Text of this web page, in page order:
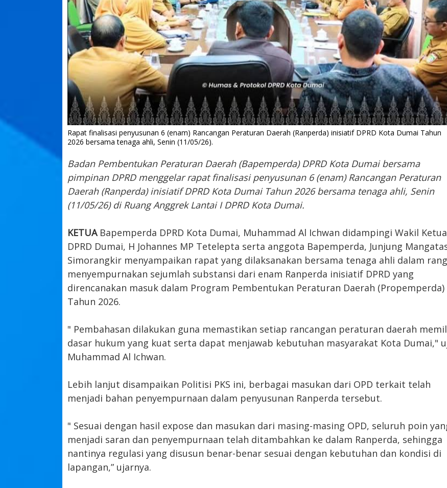
Rapat finalisasi penyusunan 6 (enam) Rancangan Peraturan Daerah (Ranperda) inisiatif DPRD Kota Dumai Tahun
2026 bersama tenaga ahli, Senin (11/05/26).
Badan Pembentukan Peraturan Daerah (Bapemperda) DPRD Kota Dumai bersama
pimpinan DPRD menggelar rapat finalisasi penyusunan 6 (enam) Rancangan Peraturan
Daerah (Ranperda) inisiatif DPRD Kota Dumai Tahun 2026 bersama tenaga ahli, Senin
(11/05/26) di Ruang Anggrek Lantai I DPRD Kota Dumai.
KETUABapemperda DPRD Kota Dumai, Muhammad Al Ichwan didampingi Wakil Ketua
DPRD Dumai, H Johannes MP Tetelepta serta anggota Bapemperda, Junjung
Simorangkir menyampaikan rapat yang dilaksanakan bersama tenaga ahli dalam
menyempurnakan sejumlah substansi dari enam Ranperda inisiatif DPRD yang
direncanakan masuk dalam Program Pembentukan Peraturan Daerah (Propemperda)
Tahun 2026.
" Pembahasan dilakukan guna memastikan setiap rancangan peraturan daerah
dasar hukum yang kuat serta dapat menjawab kebutuhan masyarakat Kota Dumai,"
Muhammad Al Ichwan.
Lebih lanjut disampaikan Politisi PKS ini, berbagai masukan dari OPD terkait telah
menjadi bahan penyempurnaan dalam penyusunan Ranperda tersebut.
" Sesuai dengan hasil expose dan masukan dari masing-masing OPD, seluruh poin
menjadi saran dan penyempurnaan telah ditambahkan ke dalam Ranperda, sehingga
nantinya regulasi yang disusun benar-benar sesuai dengan kebutuhan dan kondisi di
lapangan,” ujarnya.